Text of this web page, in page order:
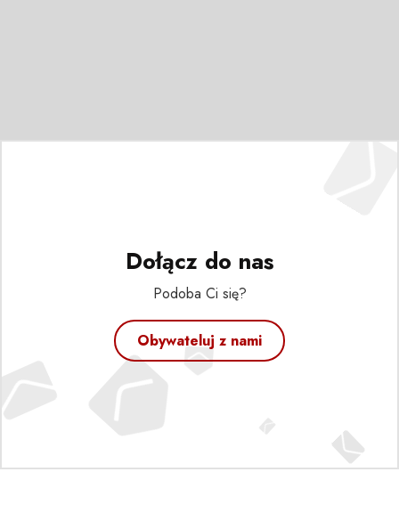
Dołącz do nas
Podoba Ci się?
Obywateluj z nami